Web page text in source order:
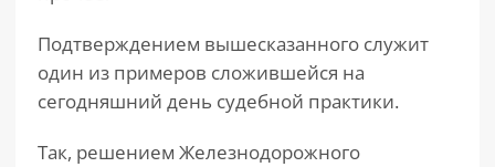
Подтверждением вышесказанного служит
один из примеров сложившейся на
сегодняшний день судебной практики.
Так, решением Железнодорожного